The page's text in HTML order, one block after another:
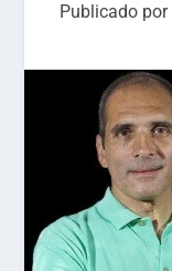
Publicado por